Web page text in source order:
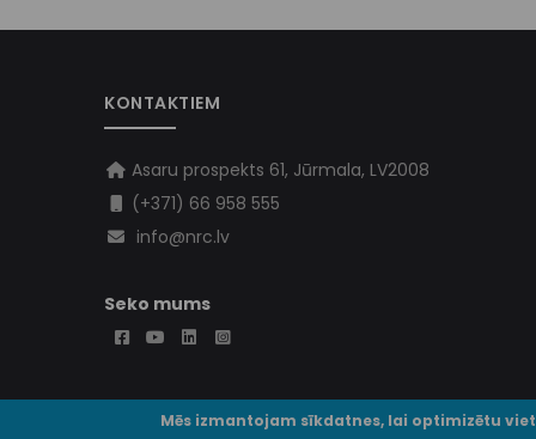
KONTAKTIEM
Asaru prospekts 61, Jūrmala, LV2008
(+371) 66 958 555
info@nrc.lv
Seko mums
Mēs izmantojam sīkdatnes, lai optimizētu